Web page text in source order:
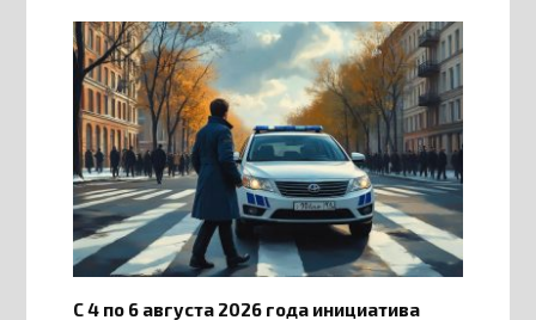
С 4 по 6 августа 2026 года инициатива